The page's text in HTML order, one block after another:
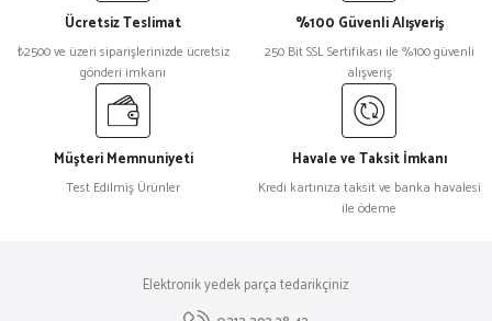
Ürün resmi kalitesiz, bozuk veya görüntülenemiyor.
Ürün açıklamasında eksik bilgiler bulunuyor.
Ürün bilgilerinde hatalar bulunuyor.
Ürün fiyatı diğer sitelerden daha pahalı.
Bu ürüne benzer farklı alternatifler olmalı.
Ücretsiz Teslimat
₺2500 ve üzeri siparişlerinizde ücretsiz
gönderi imkanı
%100 Güvenli Alışveriş
250 Bit SSL Sertifikası ile %100 güvenli
alışveriş
Müşteri Memnuniyeti
Test Edilmiş Ürünler
Havale ve Taksit İmkanı
Kredi kartınıza taksit ve banka havalesi
ile ödeme
Elektronik yedek parça tedarikçiniz